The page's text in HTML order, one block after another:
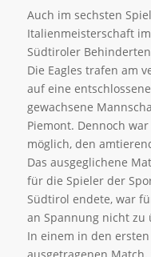
Auch im sechsten
Italienmeisterschaft
Südtiroler
Die Eagles trafen am
auf eine
gewachsene
Piemont. Dennoch
möglich, den
Das ausgeglichene
für die Spieler der
Südtirol endete, war
an Spannung nicht zu
In einem in den